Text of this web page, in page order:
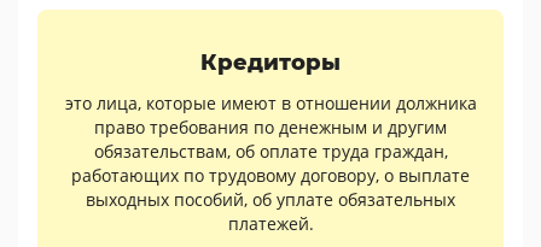
Кредиторы
это лица, которые имеют в отношении должника
право требования по денежным и другим
обязательствам, об оплате труда граждан,
работающих по трудовому договору, о выплате
выходных пособий, об уплате обязательных
платежей.